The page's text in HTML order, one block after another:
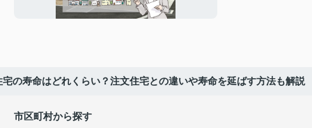
宅の寿命はどれくらい？注文住宅との違いや寿命を延ばす方法も解説
市区町村から探す